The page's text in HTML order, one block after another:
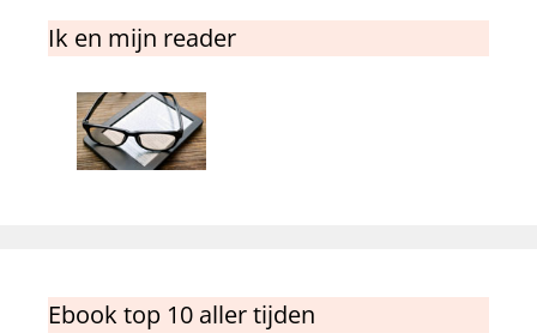
Ik en mijn reader
Ebook top 10 aller tijden